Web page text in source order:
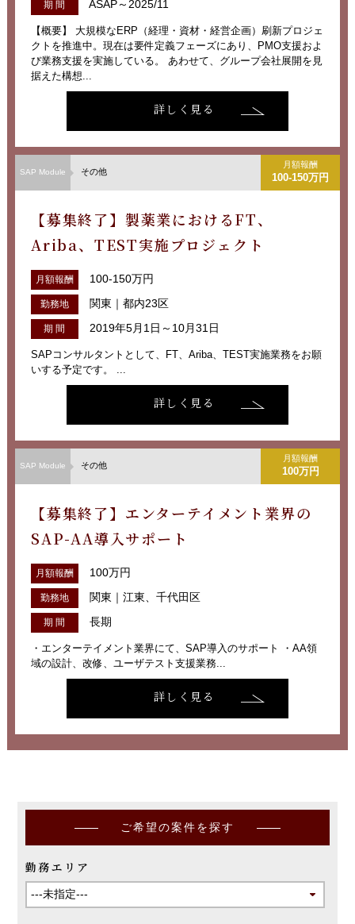
期 間 ASAP～2025/11
【概要】 大規模なERP（経理・資材・経営企画）刷新プロジェ
クトを推進中。現在は要件定義フェーズにあり、PMO支援およ
び業務支援を実施している。 あわせて、グループ会社展開を見
据えた構想...
詳しく見る
SAP Module その他
月額報酬
100-150万円
【募集終了】製薬業におけるFT、
Ariba、TEST実施プロジェクト
月額報酬 100-150万円
勤務地 関東｜都内23区
期 間 2019年5月1日～10月31日
SAPコンサルタントとして、FT、Ariba、TEST実施業務をお願
いする予定です。 ...
詳しく見る
SAP Module その他
月額報酬
100万円
【募集終了】エンターテイメント業界の
SAP-AA導入サポート
月額報酬 100万円
勤務地 関東｜江東、千代田区
期 間 長期
・エンターテイメント業界にて、SAP導入のサポート ・AA領
域の設計、改修、ユーザテスト支援業務...
詳しく見る
ご希望の案件を探す
勤務エリア